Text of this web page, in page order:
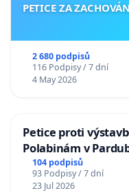
PETICE ZA
2 680 podpisů
116 Podpisy / 7 dní
4 May 2026
Petice proti
Polabinám v
104 podpisů
93 Podpisy / 7 dní
23 Jul 2026